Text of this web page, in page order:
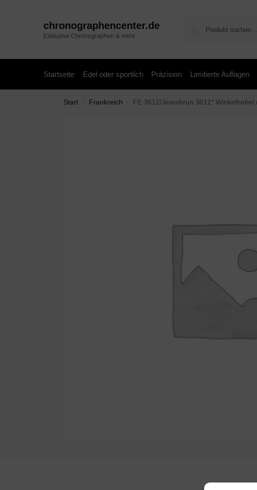
chronographencenter.de
Exklusive Chronographen & mehr
Startseite Edel oder sportlich Präzision Limitierte Auflagen
Start Frankreich FE 3612/Jeambrun 3611* Winkelhebel